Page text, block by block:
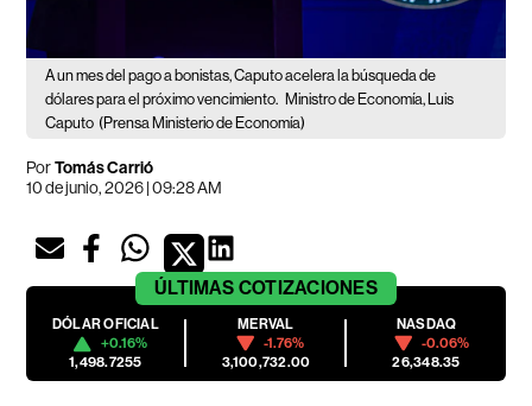
A un mes del pago a bonistas, Caputo acelera la búsqueda de
dólares para el próximo vencimiento. Ministro de Economía, Luis
Caputo (Prensa Ministerio de Economía)
PorTomás Carrió
10 de junio, 2026 | 09:28 AM
ÚLTIMAS COTIZACIONES
DÓLAR OFICIAL
+0.16%
1,498.7255
MERVAL
-1.76%
3,100,732.00
NASDAQ
-0.06%
26,348.35